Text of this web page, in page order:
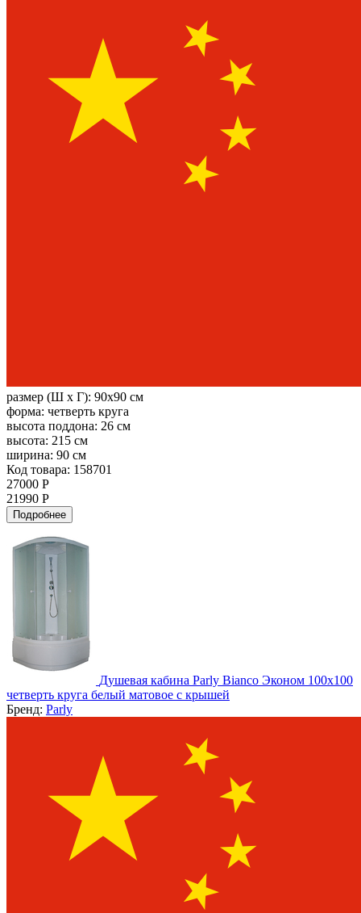
размер (Ш х Г): 90x90 см
форма: четверть круга
высота поддона: 26 см
высота: 215 см
ширина: 90 см
Код товара: 158701
27000 Р
21990 Р
Подробнее
Душевая кабина Parly Bianco Эконом 100х100
четверть круга белый матовое с крышей
Бренд: Parly